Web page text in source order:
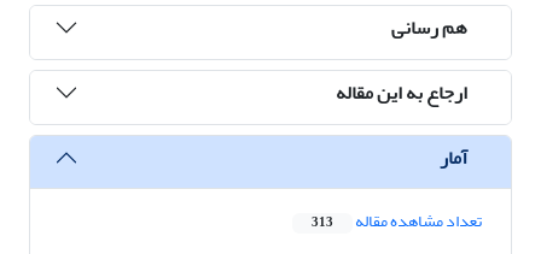
هم رسانی
ارجاع به این مقاله
آمار
تعداد مشاهده مقاله 313